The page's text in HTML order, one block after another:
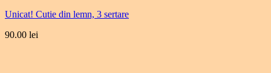
Unicat! Cutie din lemn, 3 sertare
90.00 lei